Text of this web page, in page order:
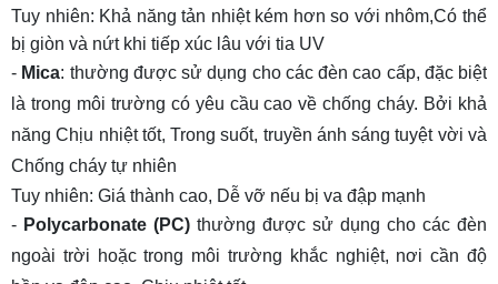
Tuy nhiên: Khả năng tản nhiệt kém hơn so với nhôm,Có thể
bị giòn và nứt khi tiếp xúc lâu với tia UV
- Mica: thường được sử dụng cho các đèn cao cấp, đặc biệt
là trong môi trường có yêu cầu cao về chống cháy. Bởi khả
năng Chịu nhiệt tốt, Trong suốt, truyền ánh sáng tuyệt vời và
Chống cháy tự nhiên
Tuy nhiên: Giá thành cao, Dễ vỡ nếu bị va đập mạnh
- Polycarbonate (PC) thường được sử dụng cho các đèn
ngoài trời hoặc trong môi trường khắc nghiệt, nơi cần độ